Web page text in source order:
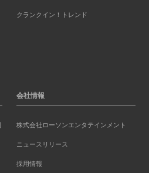
クランクイン！トレンド
会社情報
株式会社ローソンエンタテインメント
ニュースリリース
採用情報